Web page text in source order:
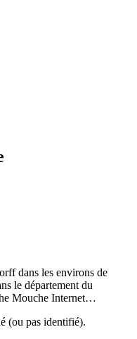
dans les environs de
le département du
Mouche Internet…
(ou pas identifié).